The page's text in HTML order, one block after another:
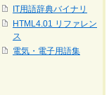
IT用語辞典バイナリ
HTML4.01 リファレン
ス
電気・電子用語集